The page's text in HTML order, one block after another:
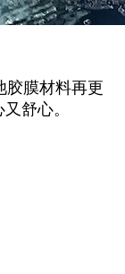
膜材料再更
舒心。